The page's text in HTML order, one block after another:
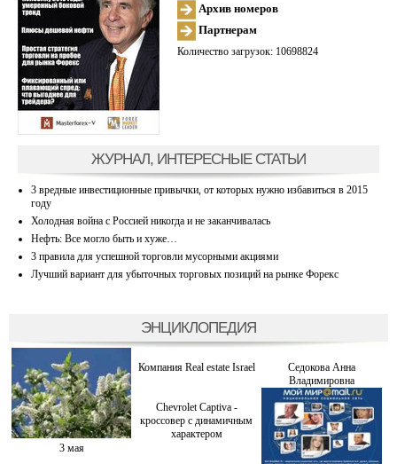
Архив номеров
Партнерам
Количество загрузок: 10698824
ЖУРНАЛ, ИНТЕРЕСНЫЕ СТАТЬИ
3 вредные инвестиционные привычки, от которых нужно избавиться в 2015
году
Холодная война с Россией никогда и не заканчивалась
Нефть: Все могло быть и хуже…
3 правила для успешной торговли мусорными акциями
Лучший вариант для убыточных торговых позиций на рынке Форекс
ЭНЦИКЛОПЕДИЯ
3 мая
Компания Real estate Israel
Седокова Анна
Владимировна
Chevrolet Captiva -
кроссовер с динамичным
характером